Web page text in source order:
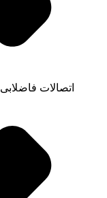
اتصالات فاضلابی